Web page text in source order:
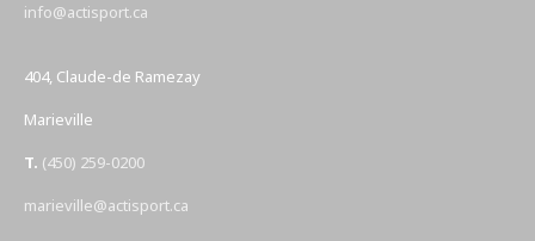
info@actisport.ca
404, Claude-de Ramezay
Marieville
T. (450) 259-0200
marieville@actisport.ca